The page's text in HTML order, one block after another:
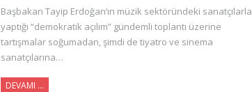
Başbakan Tayip Erdoğan’ın müzik sektöründeki sanatçılarla
yaptığı “demokratik açılım” gündemli toplantı üzerine
tartışmalar soğumadan, şimdi de tiyatro ve sinema
sanatçılarına…
DEVAMI …